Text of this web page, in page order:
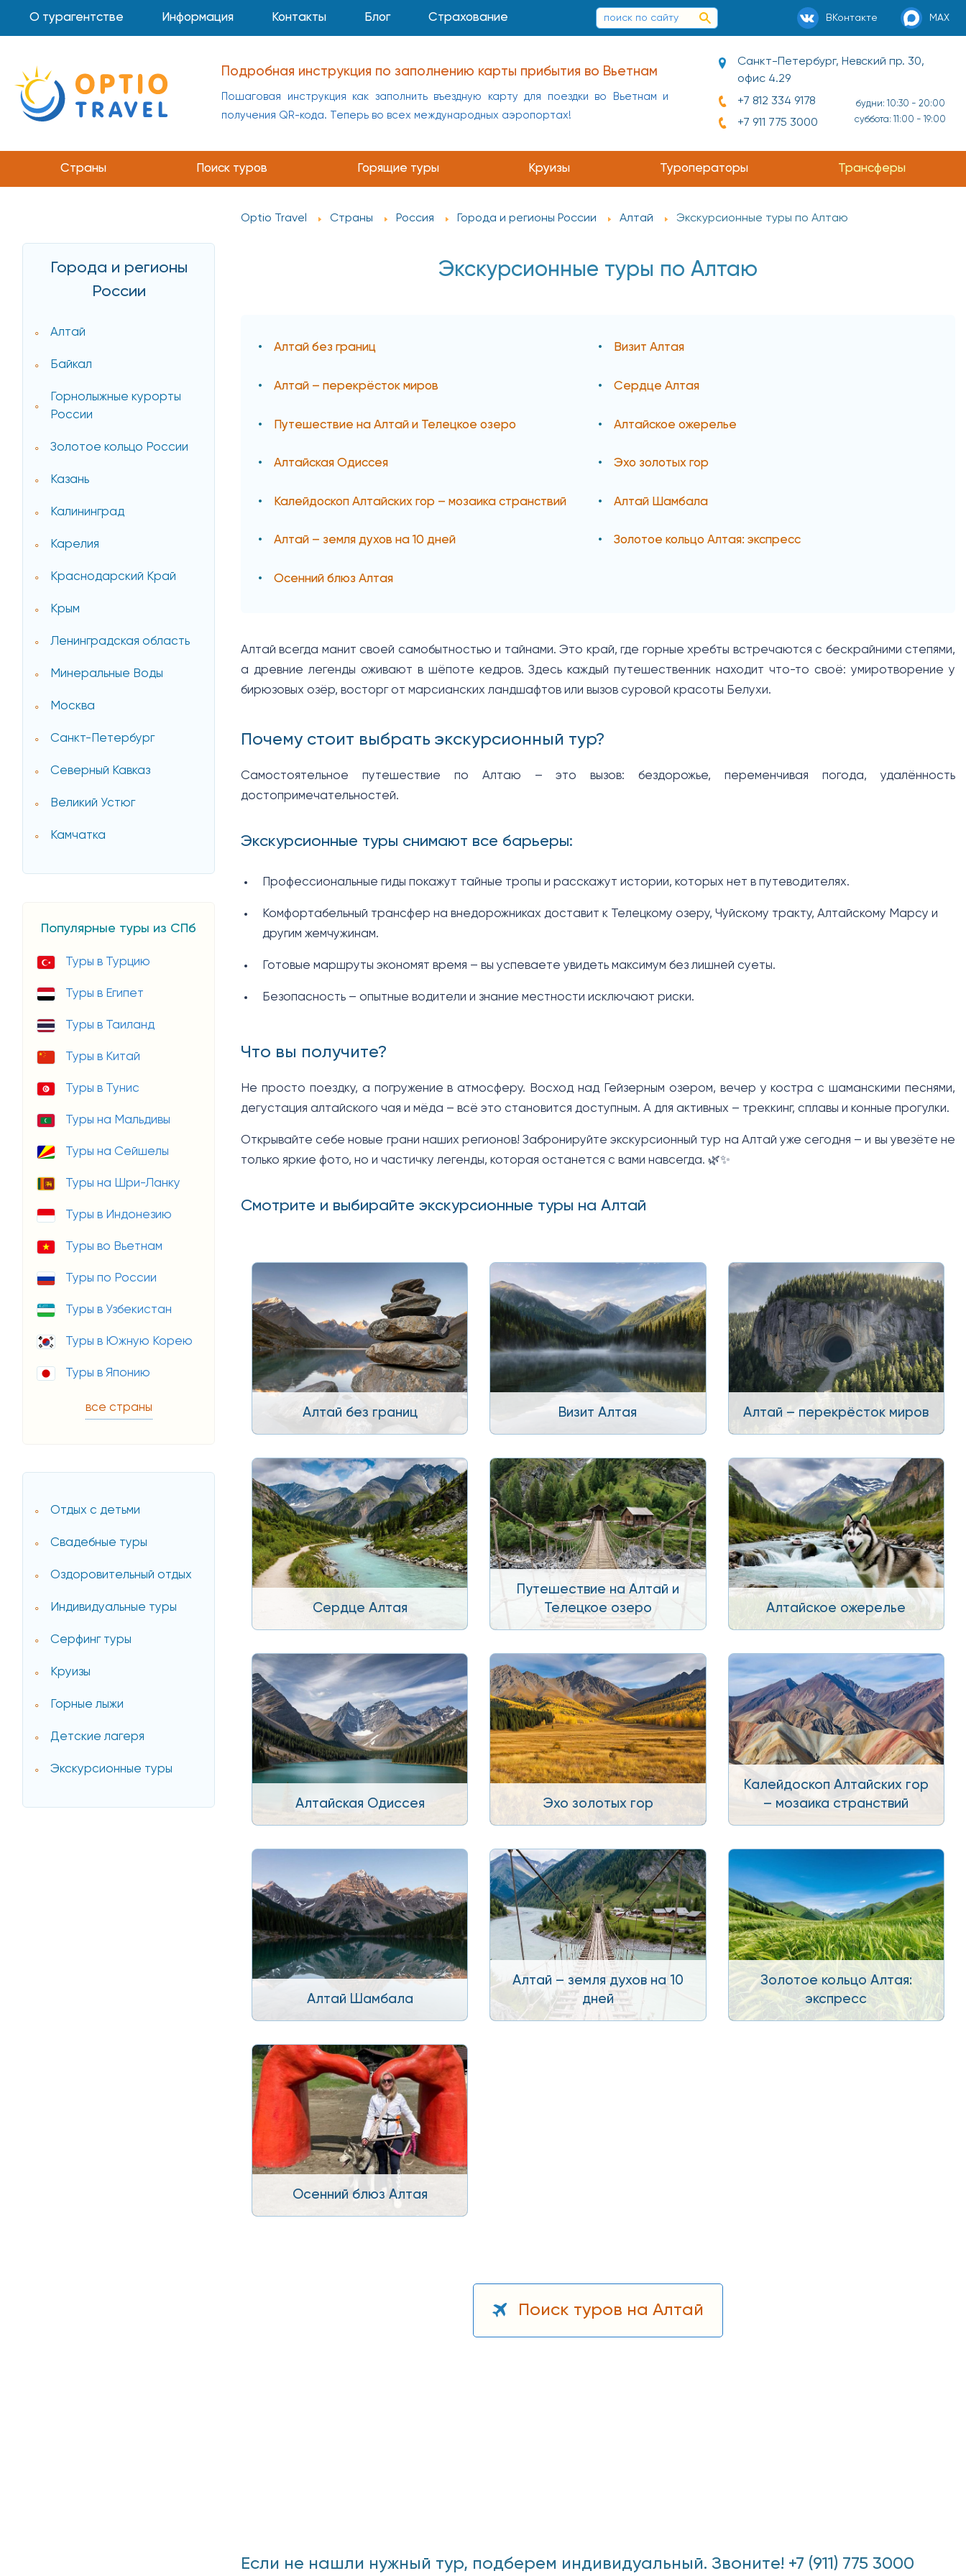
О турагентстве Информация Контакты Блог Страхование ВКонтакте MAX
Подробная инструкция по заполнению карты прибытия во Вьетнам
Пошаговая инструкция как заполнить въездную карту для поездки во Вьетнам и
получения QR-кода. Теперь во всех международных аэропортах!
Санкт-Петербург, Невский пр. 30,
офис 4.29
+7 812 334 9178
+7 911 775 3000
будни: 10:30 - 20:00
суббота: 11:00 - 19:00
Страны Поиск туров Горящие туры Круизы Туроператоры Трансферы
Города и регионы
России
Алтай
Байкал
Горнолыжные курорты
России
Золотое кольцо России
Казань
Калининград
Карелия
Краснодарский Край
Крым
Ленинградская область
Минеральные Воды
Москва
Санкт-Петербург
Северный Кавказ
Великий Устюг
Камчатка
Популярные туры из СПб
Туры в Турцию
Туры в Египет
Туры в Таиланд
Туры в Китай
Туры в Тунис
Туры на Мальдивы
Туры на Сейшелы
Туры на Шри-Ланку
Туры в Индонезию
Туры во Вьетнам
Туры по России
Туры в Узбекистан
Туры в Южную Корею
Туры в Японию
все страны
Отдых с детьми
Свадебные туры
Оздоровительный отдых
Индивидуальные туры
Серфинг туры
Круизы
Горные лыжи
Детские лагеря
Экскурсионные туры
Optio Travel Страны Россия Города и регионы России Алтай Экскурсионные туры по Алтаю
Экскурсионные туры по Алтаю
Алтай без границ Визит Алтая
Алтай – перекрёсток миров Сердце Алтая
Путешествие на Алтай и Телецкое озеро Алтайское ожерелье
Алтайская Одиссея Эхо золотых гор
Калейдоскоп Алтайских гор – мозаика странствий Алтай Шамбала
Алтай – земля духов на 10 дней Золотое кольцо Алтая: экспресс
Осенний блюз Алтая
Алтай всегда манит своей самобытностью и тайнами. Это край, где горные хребты встречаются с бескрайними степями,
а древние легенды оживают в шёпоте кедров. Здесь каждый путешественник находит что-то своё: умиротворение у
бирюзовых озёр, восторг от марсианских ландшафтов или вызов суровой красоты Белухи.
Почему стоит выбрать экскурсионный тур?
Самостоятельное путешествие по Алтаю – это вызов: бездорожье, переменчивая погода, удалённость
достопримечательностей.
Экскурсионные туры снимают все барьеры:
Профессиональные гиды покажут тайные тропы и расскажут истории, которых нет в путеводителях.
Комфортабельный трансфер на внедорожниках доставит к Телецкому озеру, Чуйскому тракту, Алтайскому Марсу и
другим жемчужинам.
Готовые маршруты экономят время – вы успеваете увидеть максимум без лишней суеты.
Безопасность – опытные водители и знание местности исключают риски.
Что вы получите?
Не просто поездку, а погружение в атмосферу. Восход над Гейзерным озером, вечер у костра с шаманскими песнями,
дегустация алтайского чая и мёда – всё это становится доступным. А для активных – треккинг, сплавы и конные прогулки.
Открывайте себе новые грани наших регионов! Забронируйте экскурсионный тур на Алтай уже сегодня – и вы увезёте не
только яркие фото, но и частичку легенды, которая останется с вами навсегда. 🌿✨
Смотрите и выбирайте экскурсионные туры на Алтай
Алтай без границ Визит Алтая Алтай – перекрёсток миров
Сердце Алтая
Путешествие на Алтай и
Телецкое озеро
Алтайское ожерелье
Алтайская Одиссея Эхо золотых гор
Калейдоскоп Алтайских гор
– мозаика странствий
Алтай Шамбала
Алтай – земля духов на 10
дней
Золотое кольцо Алтая:
экспресс
Осенний блюз Алтая
Поиск туров на Алтай
Если не нашли нужный тур, подберем индивидуальный. Звоните! +7 (911) 775 3000